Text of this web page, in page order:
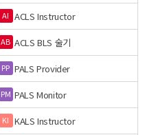
AI ACLS Instructor
AB ACLS BLS 술기
PP PALS Provider
PM PALS Monitor
KI KALS Instructor